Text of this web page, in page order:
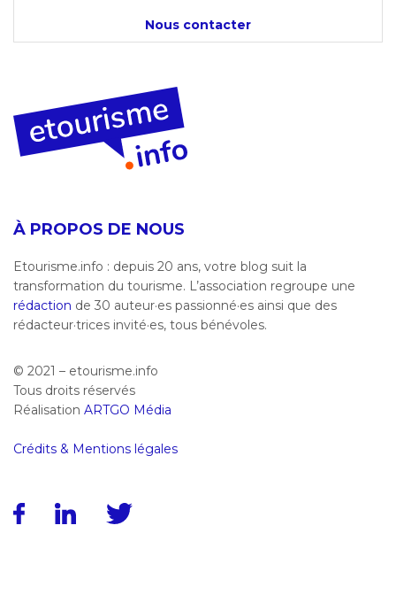
Nous contacter
À PROPOS DE NOUS
Etourisme.info : depuis 20 ans, votre blog suit la
transformation du tourisme. L’association regroupe une
rédaction de 30 auteur·es passionné·es ainsi que des
rédacteur·trices invité·es, tous bénévoles.
© 2021 – etourisme.info
Tous droits réservés
Réalisation ARTGO Média
Crédits & Mentions légales